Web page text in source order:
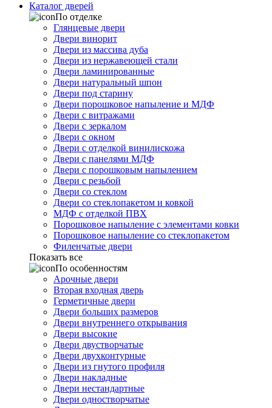
Каталог дверей
По отделке
Глянцевые двери
Двери винорит
Двери из массива дуба
Двери из нержавеющей стали
Двери ламинированные
Двери натуральный шпон
Двери под старину
Двери порошковое напыление и МДФ
Двери с витражами
Двери с зеркалом
Двери с окном
Двери с отделкой винилискожа
Двери с панелями МДФ
Двери с порошковым напылением
Двери с резьбой
Двери со стеклом
Двери со стеклопакетом и ковкой
МДФ с отделкой ПВХ
Порошковое напыление с элементами ковки
Порошковое напыление со стеклопакетом
Филенчатые двери
Показать все
По особенностям
Арочные двери
Вторая входная дверь
Герметичные двери
Двери больших размеров
Двери внутреннего открывания
Двери высокие
Двери двустворчатые
Двери двухконтурные
Двери из гнутого профиля
Двери накладные
Двери нестандартные
Двери одностворчатые